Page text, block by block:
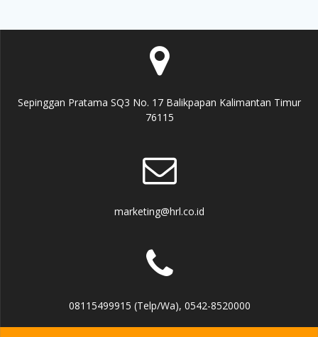
Sepinggan Pratama SQ3 No. 17 Balikpapan Kalimantan Timur
76115
marketing@hrl.co.id
08115499915 (Telp/Wa), 0542-8520000